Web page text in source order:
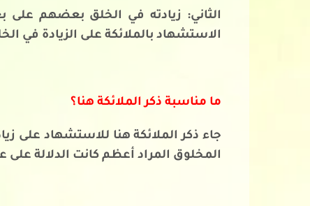
الثاني: زيادته في الخلق بعضهم على
الاستشهاد بالملائكة على الزيادة في
ما مناسبة ذكر الملائكة هنا؟
جاء ذكر الملائكة هنا للاستشهاد على
المخلوق المراد أعظم كانت الدلالة